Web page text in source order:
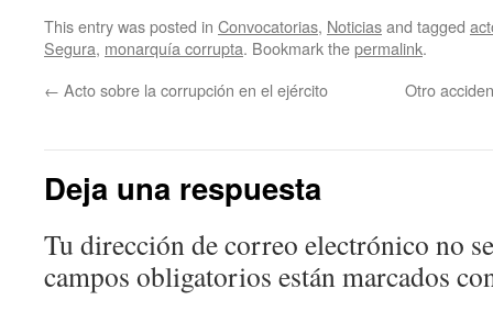
This entry was posted in Convocatorias, Noticiasand tagged
Segura, monarquía corrupta. Bookmark thepermalink.
← Acto sobre la corrupción en el ejército Otro
Deja una respuesta
Tu dirección de correo electrónico no
campos obligatorios están marcados